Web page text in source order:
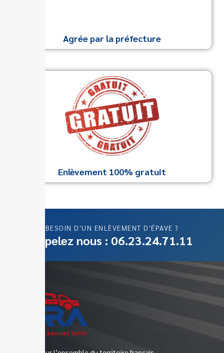
Agrée par la préfecture
Enlèvement 100% gratuit
BESOIN D'UN ENLÈVEMENT D'ÉPAVE ?
Appelez nous : 06.23.24.71.11